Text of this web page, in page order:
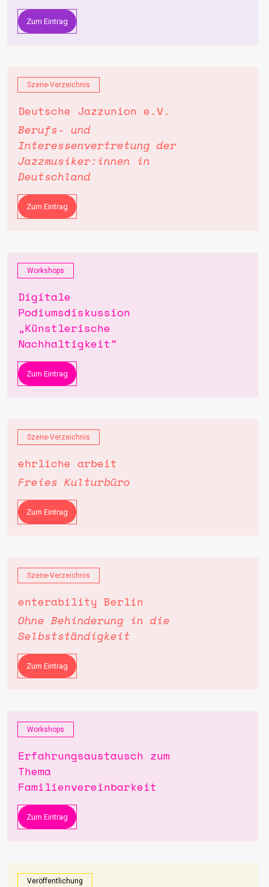
Zum Eintrag
Szene-Verzeichnis
Deutsche Jazzunion e.V.
Berufs- und
Interessenvertretung der
Jazzmusiker:innen in
Deutschland
Zum Eintrag
Workshops
Digitale
Podiumsdiskussion
„Künstlerische
Nachhaltigkeit“
Zum Eintrag
Szene-Verzeichnis
ehrliche arbeit
Freies Kulturbüro
Zum Eintrag
Szene-Verzeichnis
enterability Berlin
Ohne Behinderung in die
Selbstständigkeit
Zum Eintrag
Workshops
Erfahrungsaustausch zum
Thema
Familienvereinbarkeit
Zum Eintrag
Veröffentlichung